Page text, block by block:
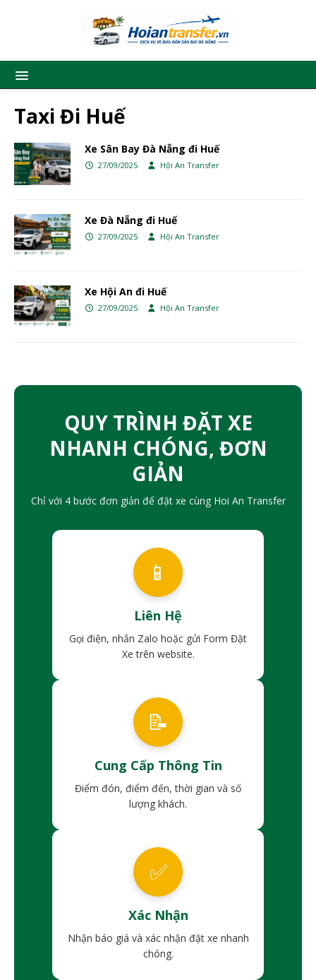
Taxi Đi Huế
Xe Sân Bay Đà Nẵng đi Huế
27/09/2025 Hội An Transfer
Xe Đà Nẵng đi Huế
27/09/2025 Hội An Transfer
Xe Hội An đi Huế
27/09/2025 Hội An Transfer
QUY TRÌNH ĐẶT XE
NHANH CHÓNG, ĐƠN
GIẢN
Chỉ với 4 bước đơn giản để đặt xe cùng Hoi An Transfer
📱
Liên Hệ
Gọi điện, nhắn Zalo hoặc gửi Form Đặt
Xe trên website.
📝
Cung Cấp Thông Tin
Điểm đón, điểm đến, thời gian và số
lượng khách.
✅
Xác Nhận
Nhận báo giá và xác nhận đặt xe nhanh
chóng.